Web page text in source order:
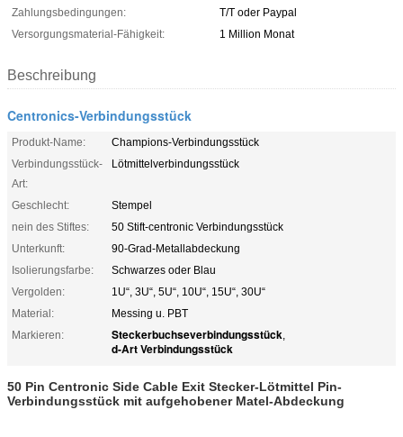
Zahlungsbedingungen:
T/T oder Paypal
Versorgungsmaterial-Fähigkeit:
1 Million Monat
Beschreibung
Centronics-Verbindungsstück
Produkt-Name:
Champions-Verbindungsstück
Verbindungsstück-
Art:
Lötmittelverbindungsstück
Geschlecht:
Stempel
nein des Stiftes:
50 Stift-centronic Verbindungsstück
Unterkunft:
90-Grad-Metallabdeckung
Isolierungsfarbe:
Schwarzes oder Blau
Vergolden:
1U“, 3U“, 5U“, 10U“, 15U“, 30U“
Material:
Messing u. PBT
Markieren:
Steckerbuchseverbindungsstück,
d-Art Verbindungsstück
50 Pin Centronic Side Cable Exit Stecker-Lötmittel Pin-
Verbindungsstück mit aufgehobener Matel-Abdeckung